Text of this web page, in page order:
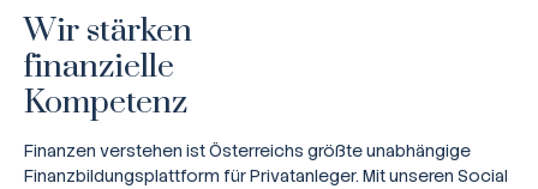
Wir stärken
finanzielle
Kompetenz
Finanzen verstehen ist Österreichs größte unabhängige
Finanzbildungsplattform für Privatanleger. Mit unseren Social